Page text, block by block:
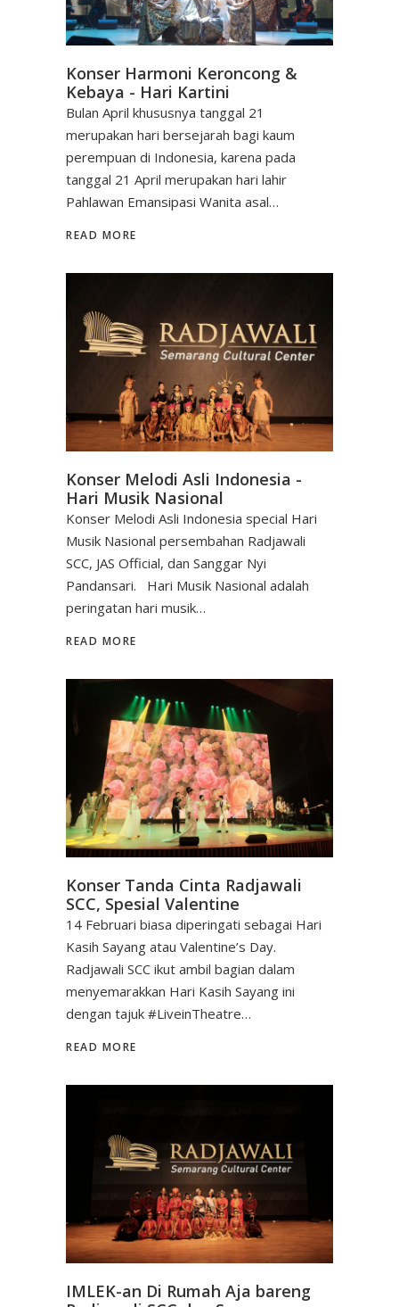
Konser Harmoni Keroncong &
Kebaya - Hari Kartini
Bulan April khususnya tanggal 21
merupakan hari bersejarah bagi kaum
perempuan di Indonesia, karena pada
tanggal 21 April merupakan hari lahir
Pahlawan Emansipasi Wanita asal…
READ MORE
Konser Melodi Asli Indonesia -
Hari Musik Nasional
Konser Melodi Asli Indonesia special Hari
Musik Nasional persembahan Radjawali
SCC, JAS Official, dan Sanggar Nyi
Pandansari. Hari Musik Nasional adalah
peringatan hari musik…
READ MORE
Konser Tanda Cinta Radjawali
SCC, Spesial Valentine
14 Februari biasa diperingati sebagai Hari
Kasih Sayang atau Valentine’s Day.
Radjawali SCC ikut ambil bagian dalam
menyemarakkan Hari Kasih Sayang ini
dengan tajuk #LiveinTheatre…
READ MORE
IMLEK-an Di Rumah Aja bareng